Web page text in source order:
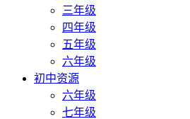
三年级
四年级
五年级
六年级
初中资源
六年级
七年级